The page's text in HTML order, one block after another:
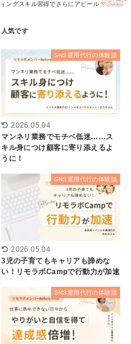
ィングスキル習得でさらにアピール
SNS運用代行の体験談
2026.05.04
マンネリ業務でモチベ低迷……ス
キル身につけ顧客に寄り添えるよ
うに！
SNS運用代行の体験談
2026.05.04
3児の子育てもキャリアも諦めな
い！リモラボCampで行動力が加速
SNS運用代行の体験談